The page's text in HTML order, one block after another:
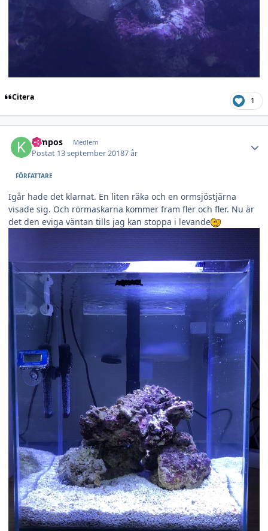
Citera 1
Kimpos Medlem
Postat 13 september 20187 år
FÖRFATTARE
Igår hade det klarnat. En liten räka och en ormsjöstjärna
visade sig. Och rörmaskarna kommer fram fler och fler. Nu är
det den eviga väntan tills jag kan stoppa i levande